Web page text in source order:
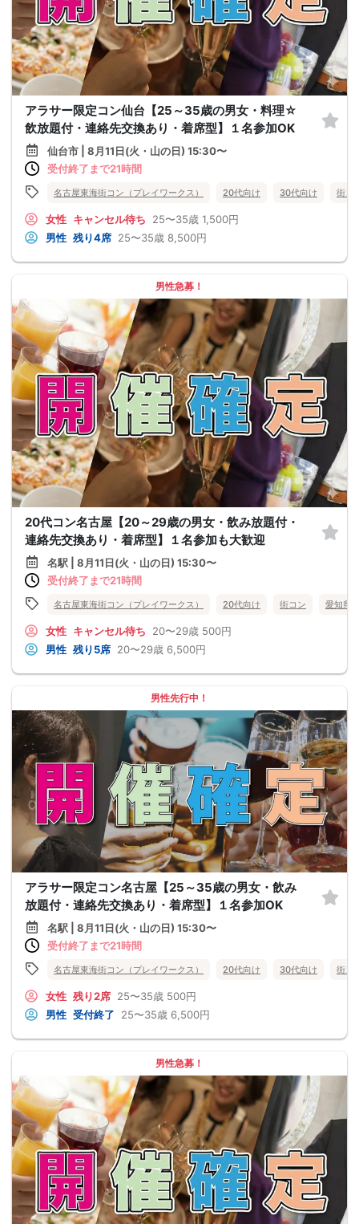
アラサー限定コン仙台【25～35歳の男女・料理☆
飲放題付・連絡先交換あり・着席型】１名参加OK
仙台市 | 8月11日(火・山の日) 15:30〜
受付終了まで21時間
名古屋東海街コン（プレイワークス） 20代向け 30代向け 街コ
女性 キャンセル待ち 25〜35歳 1,500円
男性 残り4席 25〜35歳 8,500円
男性急募！
20代コン名古屋【20～29歳の男女・飲み放題付・
連絡先交換あり・着席型】１名参加も大歓迎
名駅 | 8月11日(火・山の日) 15:30〜
受付終了まで21時間
名古屋東海街コン（プレイワークス） 20代向け 街コン 愛知県
女性 キャンセル待ち 20〜29歳 500円
男性 残り5席 20〜29歳 6,500円
男性先行中！
アラサー限定コン名古屋【25～35歳の男女・飲み
放題付・連絡先交換あり・着席型】１名参加OK
名駅 | 8月11日(火・山の日) 15:30〜
受付終了まで21時間
名古屋東海街コン（プレイワークス） 20代向け 30代向け 街コ
女性 残り2席 25〜35歳 500円
男性 受付終了 25〜35歳 6,500円
男性急募！